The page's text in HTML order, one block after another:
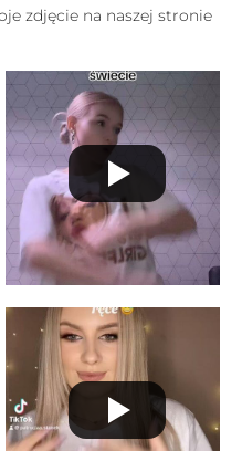
zdjęcie na naszej stronie